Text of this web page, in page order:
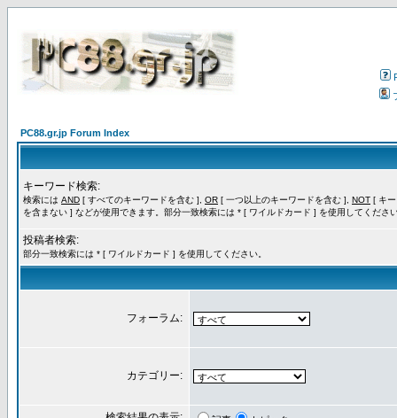
PC88.gr.jp Forum Index
キーワード検索:
検索には AND [ すべてのキーワードを含む ], OR [ 一つ以上のキーワードを含む ], NOT [ キ
を含まない ] などが使用できます。部分一致検索には * [ ワイルドカード ] を使用してくださ
投稿者検索:
部分一致検索には * [ ワイルドカード ] を使用してください。
フォーラム:
カテゴリー: